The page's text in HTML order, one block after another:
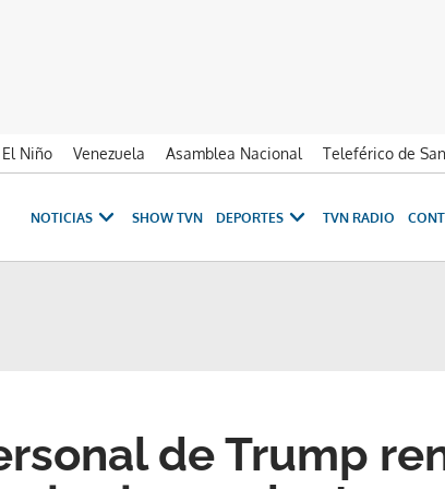
Niño Venezuela Asamblea Nacional Teleférico de
NOTICIAS SHOW TVN DEPORTES TVN RADIO
de Trump